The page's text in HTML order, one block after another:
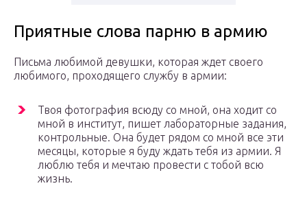
Приятные слова парню в армию
Письма любимой девушки, которая ждет своего
любимого, проходящего службу в армии:
Твоя фотография всюду со мной, она ходит со
мной в институт, пишет лабораторные задания,
контрольные. Она будет рядом со мной все эти
месяцы, которые я буду ждать тебя из армии. Я
люблю тебя и мечтаю провести с тобой всю
жизнь.